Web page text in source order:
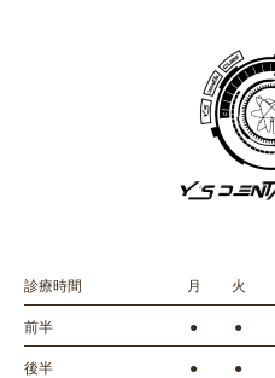
診療時間 月 火
前半 ● ●
後半 ● ●